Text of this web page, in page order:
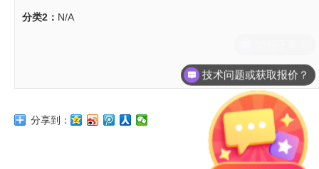
分类2： N/A
分享到：
技术问题或获取报价？